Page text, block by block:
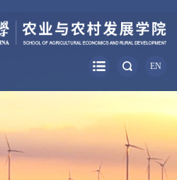
EN